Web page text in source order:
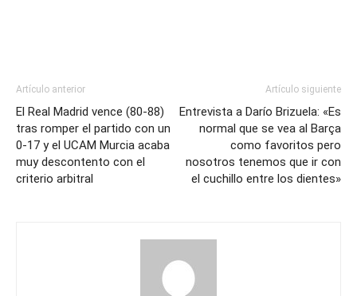
Artículo anterior
El Real Madrid vence (80-88)
tras romper el partido con un
0-17 y el UCAM Murcia acaba
muy descontento con el
criterio arbitral
Artículo siguiente
Entrevista a Darío Brizuela: «Es
normal que se vea al Barça
como favoritos pero
nosotros tenemos que ir con
el cuchillo entre los dientes»